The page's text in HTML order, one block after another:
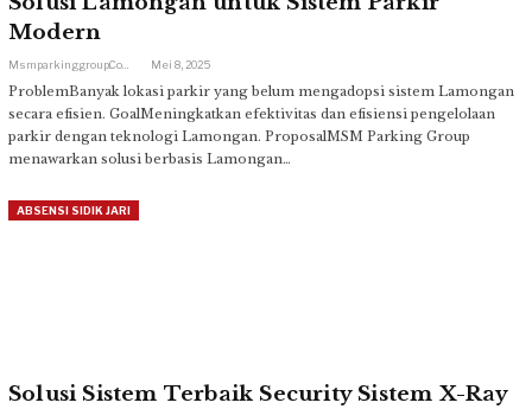
Modern
Msmparkinggroup.com Mei 8, 2025
ProblemBanyak lokasi parkir yang belum mengadopsi sistem Lamongan
secara efisien. GoalMeningkatkan efektivitas dan efisiensi pengelolaan
parkir dengan teknologi Lamongan. ProposalMSM Parking Group
menawarkan solusi berbasis Lamongan…
ABSENSI SIDIK JARI
Solusi Sistem Terbaik Security Sistem X-Ray